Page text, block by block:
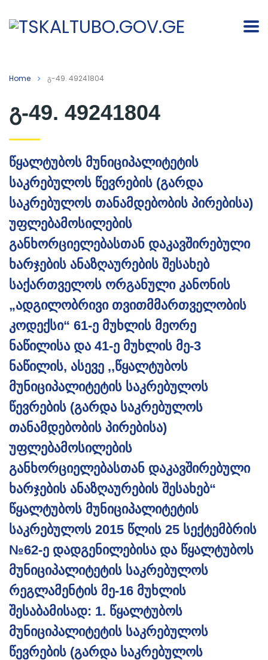
Home გ-49. 49241804
გ-49. 49241804
წყალტუბოს მუნიციპალიტეტის
საკრებულოს წევრების (გარდა
საკრებულოს თანამდებობის პირებისა)
უფლებამოსილების
განხორციელებასთან დაკავშირებული
ხარჯების ანაზღაურების შესახებ
საქართველოს ორგანული კანონის
„ადგილობრივი თვითმმართველობის
კოდექსი“ 61-ე მუხლის მეორე
ნაწილისა და 41-ე მუხლის მე-3
ნაწილის, ასევე ,,წყალტუბოს
მუნიციპალიტეტის საკრებულოს
წევრების (გარდა საკრებულოს
თანამდებობის პირებისა)
უფლებამოსილების
განხორციელებასთან დაკავშირებული
ხარჯების ანაზღაურების შესახებ“
წყალტუბოს მუნიციპალიტეტის
საკრებულოს 2015 წლის 25 სექტემბრის
№62-ე დადგენილებისა და წყალტუბოს
მუნიციპალიტეტის საკრებულოს
რეგლამენტის მე-16 მუხლის
შესაბამისად: 1. წყალტუბოს
მუნიციპალიტეტის საკრებულოს
წევრების (გარდა საკრებულოს